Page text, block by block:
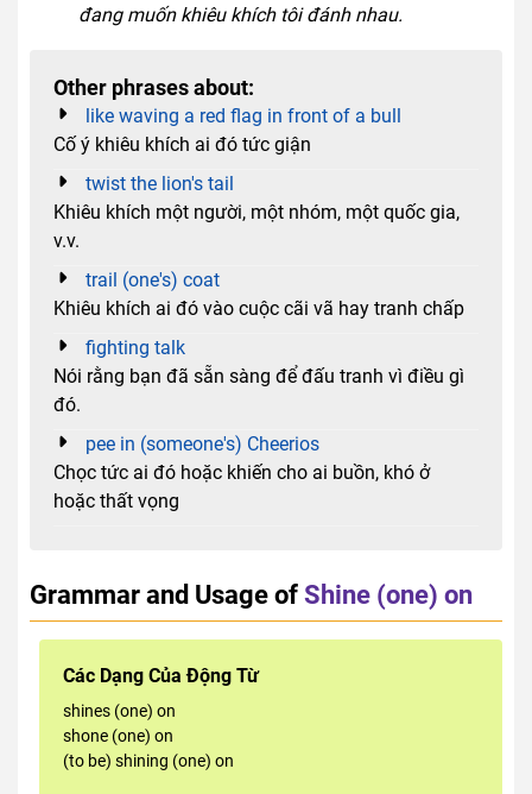
đang muốn khiêu khích tôi đánh nhau.
Other phrases about:
like waving a red flag in front of a bull
Cố ý khiêu khích ai đó tức giận
twist the lion's tail
Khiêu khích một người, một nhóm, một quốc gia,
v.v.
trail (one's) coat
Khiêu khích ai đó vào cuộc cãi vã hay tranh chấp
fighting talk
Nói rằng bạn đã sẵn sàng để đấu tranh vì điều gì
đó.
pee in (someone's) Cheerios
Chọc tức ai đó hoặc khiến cho ai buồn, khó ở
hoặc thất vọng
Grammar and Usage ofShine (one) on
Các Dạng Của Động Từ
shines (one) on
shone (one) on
(to be) shining (one) on